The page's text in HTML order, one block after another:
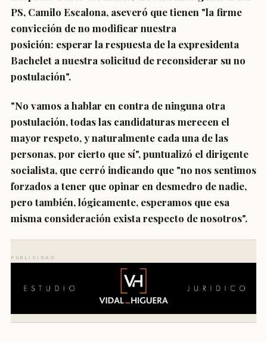
PS, Camilo Escalona, aseveró que tienen "la firme
convicción de no modificar nuestra
posición: esperar la respuesta de la expresidenta
Bachelet a nuestra solicitud de reconsiderar su no
postulación".
"No vamos a hablar en contra de ninguna otra
postulación, todas las candidaturas merecen el
mayor respeto, y naturalmente cada una de las
personas, por cierto que sí", puntualizó el dirigente
socialista, que cerró indicando que "no nos sentimos
forzados a tener que opinar en desmedro de nadie,
pero también, lógicamente, esperamos que esa
misma consideración exista respecto de nosotros".
PUBLICIDAD